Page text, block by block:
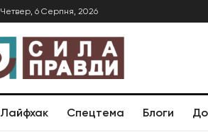
Четвер, 6 Серпня, 2026
Лайфхак Спецтема Блоги